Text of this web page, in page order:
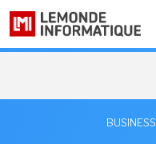
BUSINESS